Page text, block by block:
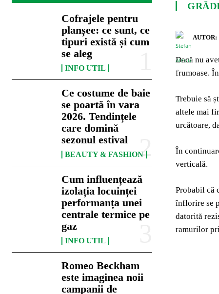
Cofrajele pentru
planșee: ce sunt, ce
tipuri există și cum
se aleg
INFO UTIL
Ce costume de baie
se poartă în vara
2026. Tendințele
care domină
sezonul estival
BEAUTY & FASHION
Cum influențează
izolația locuinței
performanța unei
centrale termice pe
gaz
INFO UTIL
Romeo Beckham
este imaginea noii
campanii de
AUTOR:
Dacă nu
frumoase.
Trebuie să
altele mai
urcătoare,
În
verticală.
Probabil că
înflorire se
datorită
ramurilor